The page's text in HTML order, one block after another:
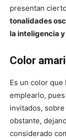
presentan
tonalidades
la inteligencia
Color
Es un color que
emplearlo,
invitados,
obstante,
considerado